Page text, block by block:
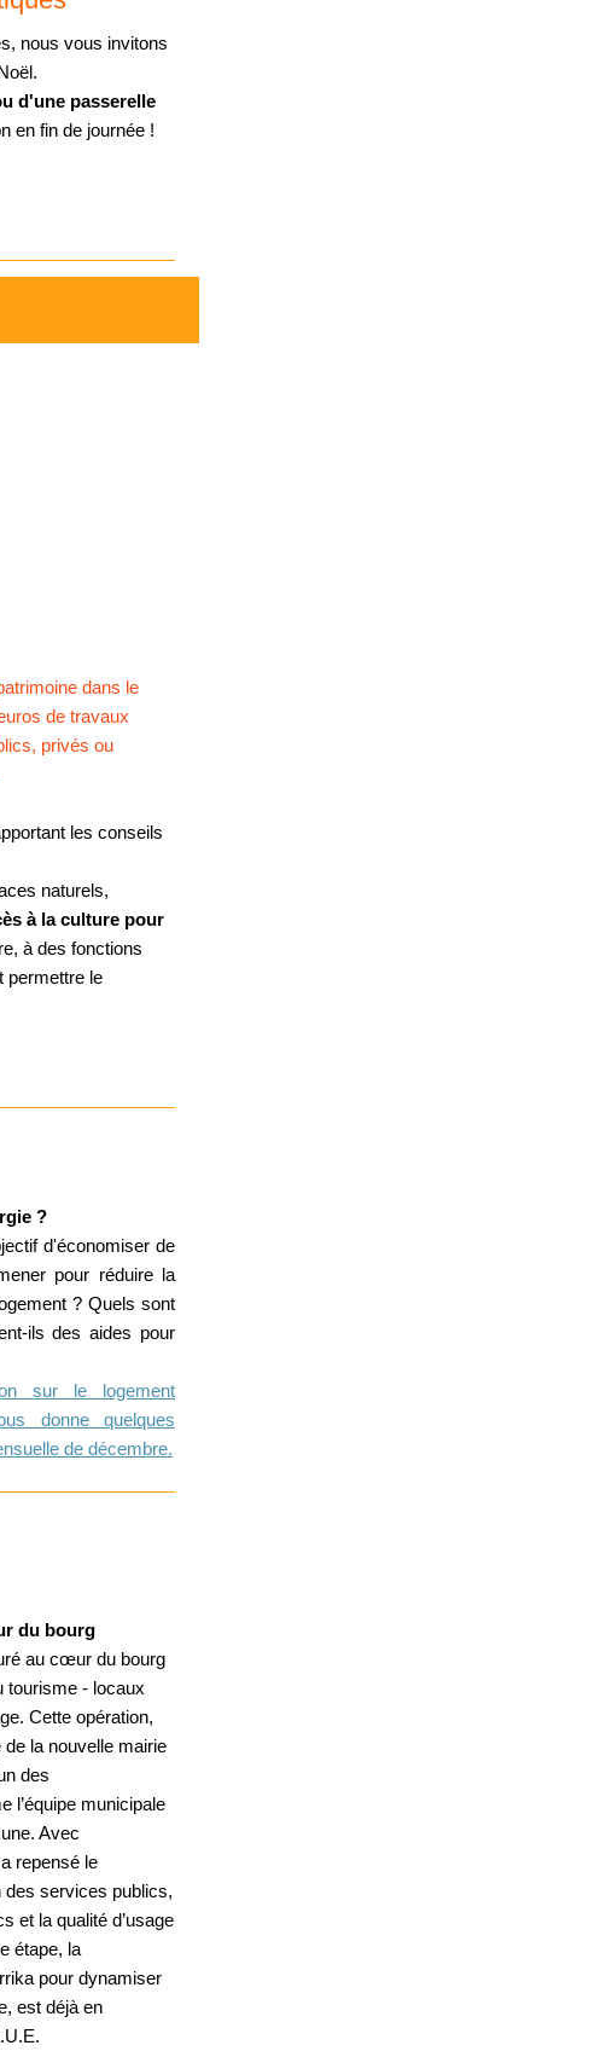
nous vous invitons
d'une passerelle
en fin de journée !
dans le
de travaux
privés ou
les conseils
naturels,
à la culture pour
à des fonctions
permettre le
?
d'économiser de
pour réduire la
? Quels sont
ils des aides pour
sur le logement
donne quelques
de décembre.
du bourg
au cœur du bourg
tourisme - locaux
Cette opération,
la nouvelle mairie
des
l’équipe municipale
Avec
repensé le
des services publics,
et la qualité d’usage
étape, la
pour dynamiser
est déjà en